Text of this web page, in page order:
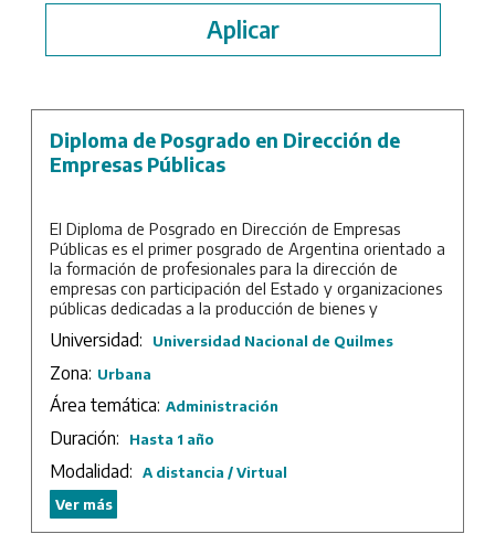
Diploma de Posgrado en Dirección de
Empresas Públicas
El Diploma de Posgrado en Dirección de Empresas
Públicas es el primer posgrado de Argentina orientado a
la formación de profesionales para la dirección de
empresas con participación del Estado y organizaciones
públicas dedicadas a la producción de bienes y
servicios, en todos los niveles de gobierno (nacional,
provincial y municipal). El Diploma se propone contribuir
a la profesionalización y formación de capital humano
eficiente e innovador en el marco de actitudes éticas y
compatibles con el desempeño de las funciones en el
sector público.
Es novedoso dentro del campo de la gestión pública
debido a que se plantea desde una perspectiva de la
economía de la innovación y del conocimiento, con
Universidad: Universidad Nacional de Quilmes
Zona: Urbana
Área temática: Administración
Duración: Hasta 1 año
Modalidad:
A distancia / Virtual
Ver más